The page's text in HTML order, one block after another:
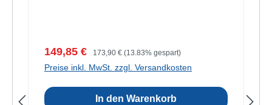
Verkaufspreis:
149,85 € Regulärer Preis:
173,90 € (13.83% gespart)
Preise inkl. MwSt. zzgl. Versandkosten
In den Warenkorb